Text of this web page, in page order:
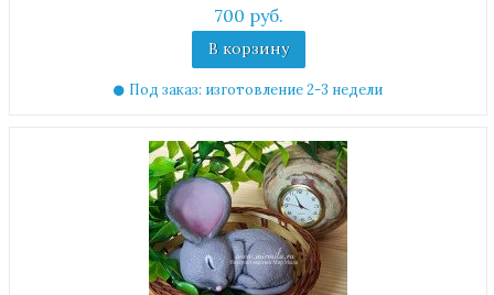
700 руб.
В корзину
Под заказ: изготовление 2-3 недели